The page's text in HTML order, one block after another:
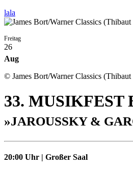
lala
Freitag
26
Aug
© James Bort/Warner Classics
33. MUSIKFEST
»JAROUSSKY &
20:00 Uhr | Großer Saal